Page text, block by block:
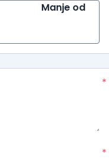
Manje od
*
*